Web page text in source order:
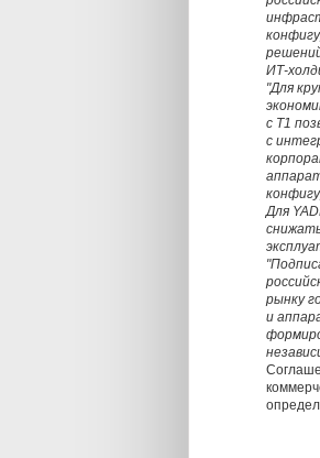
ИТ-
"Для
с Т1
с
Для
рынку
и